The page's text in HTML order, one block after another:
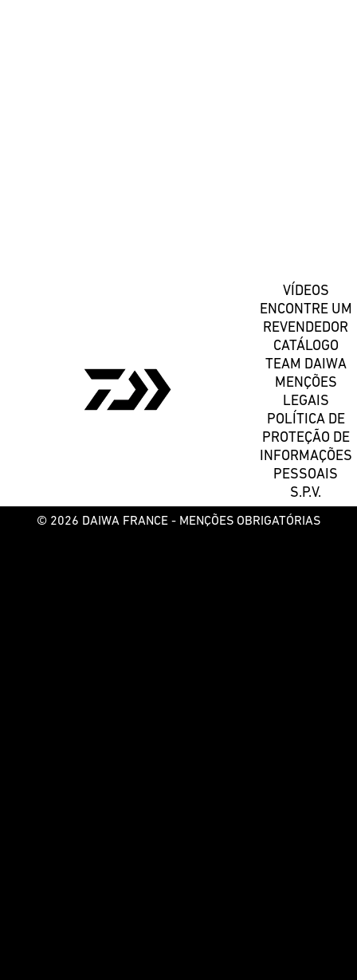
VÍDEOS
ENCONTRE UM
REVENDEDOR
CATÁLOGO
TEAM DAIWA
MENÇÕES
LEGAIS
POLÍTICA DE
PROTEÇÃO DE
INFORMAÇÕES
PESSOAIS
S.P.V.
© 2026 DAIWA FRANCE - MENÇÕES OBRIGATÓRIAS